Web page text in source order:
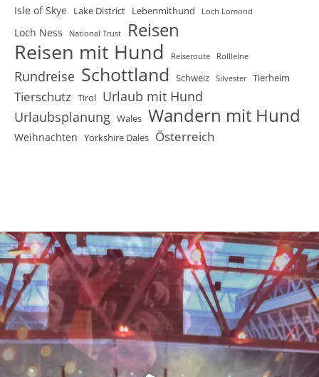
Isle of Skye Lake District Lebenmithund Loch Lomond
Loch Ness National Trust Reisen
Reisen mit Hund Reiseroute Rollleine
Rundreise Schottland Schweiz Silvester Tierheim
Tierschutz Tirol Urlaub mit Hund
Urlaubsplanung Wales Wandern mit Hund
Weihnachten Yorkshire Dales Österreich